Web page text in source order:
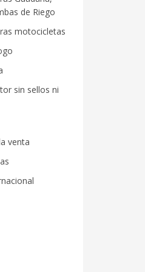
de Riego
motocicletas
sin sellos ni
venta